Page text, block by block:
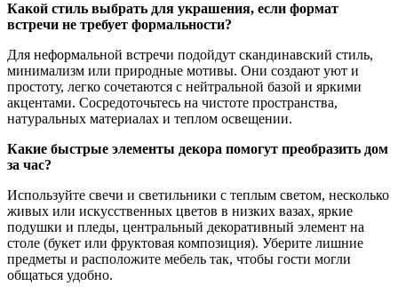
Какой стиль выбрать для украшения, если формат
встречи не требует формальности?
Для неформальной встречи подойдут скандинавский стиль,
минимализм или природные мотивы. Они создают уют и
простоту, легко сочетаются с нейтральной базой и яркими
акцентами. Сосредоточьтесь на чистоте пространства,
натуральных материалах и теплом освещении.
Какие быстрые элементы декора помогут преобразить дом
за час?
Используйте свечи и светильники с теплым светом, несколько
живых или искусственных цветов в низких вазах, яркие
подушки и пледы, центральный декоративный элемент на
столе (букет или фруктовая композиция). Уберите лишние
предметы и расположите мебель так, чтобы гости могли
общаться удобно.